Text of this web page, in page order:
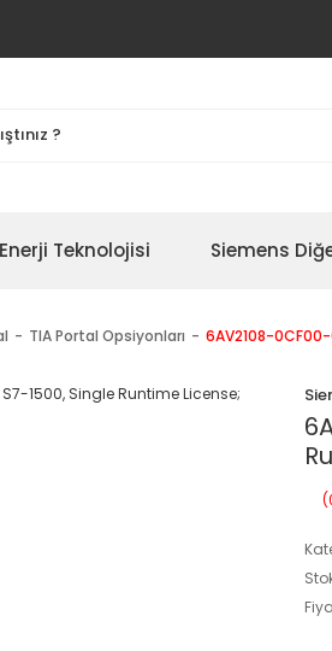
Enerji Teknolojisi Siemens
TIA Portal Opsiyonları 6AV2108-